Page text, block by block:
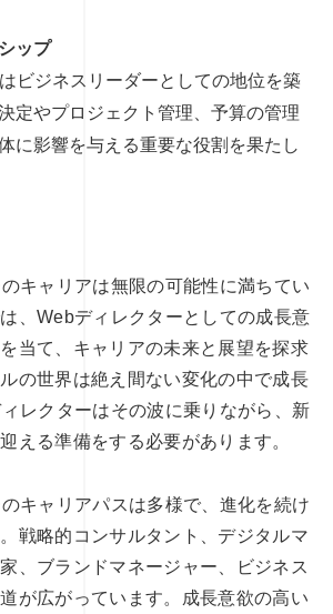
ップ
ビジネスリーダーとしての地位を築
定やプロジェクト管理、予算の管理
に影響を与える重要な役割を果たし
キャリアは無限の可能性に満ちてい
、Webディレクターとしての成長意
当て、キャリアの未来と展望を探求
の世界は絶え間ない変化の中で成長
レクターはその波に乗りながら、新
える準備をする必要があります。
キャリアパスは多様で、進化を続け
戦略的コンサルタント、デジタルマ
、ブランドマネージャー、ビジネス
が広がっています。成長意欲の高い